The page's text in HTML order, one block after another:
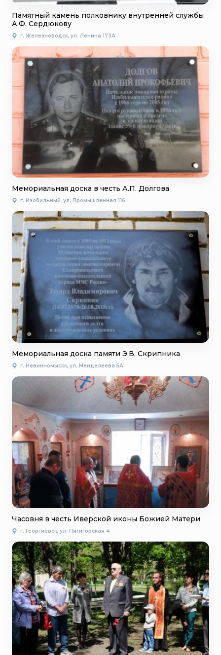
Памятный камень полковнику внутренней службы
А.Ф. Сердюкову
г. Железноводск, ул. Ленина 173А
Мемориальная доска в честь А.П. Долгова
г. Изобильный, ул. Промышленная 116
Мемориальная доска памяти Э.В. Скрипника
г. Невинномысск, ул. Менделеева 5А
Часовня в честь Иверской иконы Божией Матери
г. Георгиевск, ул. Пятигорская 4